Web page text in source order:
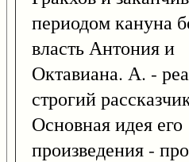
периодом кануна
власть Антония и
Октавиана. А. -
строгий
Основная идея его
произведения -